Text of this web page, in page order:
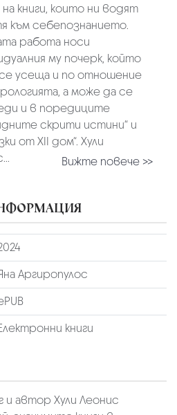
книги, които ни водят
към себепознанието.
работа носи
му почерк, който
усеща и по отношение
а може да се
и в поредиците
скрити истини“ и
от XII дом“. Хули
Вижте повече >>
Аргиропулос
книги
автор Хули Леонис